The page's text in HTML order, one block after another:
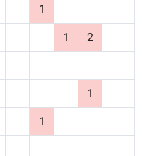
1
1 2
1
1